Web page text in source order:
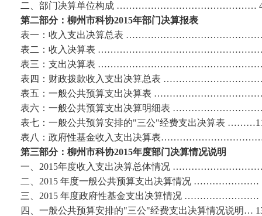
二、部门决算单位构成 ………………………………………
第二部分：柳州市科协2015年部门决算报表
表一：收入支出决算总表
表二：收入决算表
表三：支出决算表
表四：财政拨款收入支出决算总表
表五：一般公共预算支出决算表
表六：一般公共预算支出决算明细表
表七：一般公共预算安排的"三公"经费支出决算表
表八：政府性基金收入支出决算表……………………………
第三部分：柳州市科协2015年度部门决算情况说明
一、2015年度收入支出决算总体情况
二、2015 年度一般公共预算支出决算情况 …………………
三、2015 年度政府性基金支出决算情况 ……………………
四、一般公共预算安排的"三公"经费支出决算情况说明…